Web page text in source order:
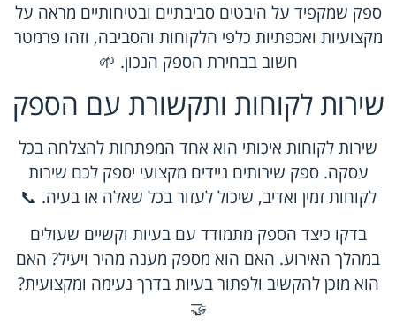
ספק שמקפיד על היבטים סביבתיים ובטיחותיים מראה על
מקצועיות ואכפתיות כלפי הלקוחות והסביבה, וזהו פרמטר
חשוב בבחירת הספק הנכון. 🌱
שירות לקוחות ותקשורת עם הספק
שירות לקוחות איכותי הוא אחד המפתחות להצלחה בכל
עסקה. ספק שירותים ניידים מקצועי יספק לכם שירות
לקוחות זמין ואדיב, שיכול לעזור בכל שאלה או בעיה. 📞
בדקו כיצד הספק מתמודד עם בעיות וקשיים שעולים
במהלך האירוע. האם הוא מספק מענה מהיר ויעיל? האם
הוא מוכן להקשיב ולפתור בעיות בדרך נעימה ומקצועית?
🤝